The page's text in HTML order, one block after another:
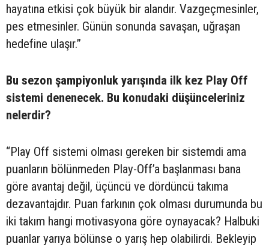
hayatına etkisi çok büyük bir alandır. Vazgeçmesinler,
pes etmesinler. Günün sonunda savaşan, uğraşan
hedefine ulaşır.”
Bu sezon şampiyonluk yarışında ilk kez Play Off
sistemi denenecek. Bu konudaki düşünceleriniz
nelerdir?
“Play Off sistemi olması gereken bir sistemdi ama
puanların bölünmeden Play-Off’a başlanması bana
göre avantaj değil, üçüncü ve dördüncü takıma
dezavantajdır. Puan farkının çok olması durumunda bu
iki takım hangi motivasyona göre oynayacak? Halbuki
puanlar yarıya bölünse o yarış hep olabilirdi. Bekleyip